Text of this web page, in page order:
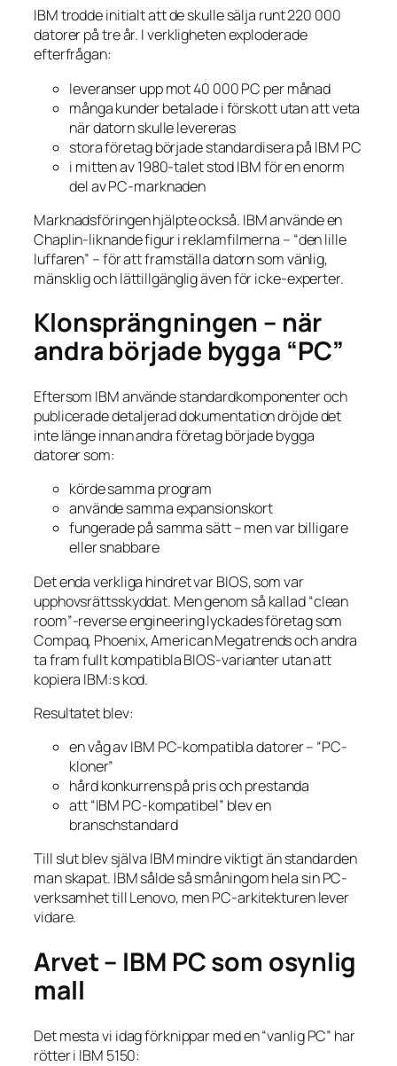
IBM trodde initialt att de skulle sälja runt 220 000
datorer på tre år. I verkligheten exploderade
efterfrågan:
leveranser upp mot 40 000 PC per månad
många kunder betalade i förskott utan att veta
när datorn skulle levereras
stora företag började standardisera på IBM PC
i mitten av 1980-talet stod IBM för en enorm
del av PC-marknaden
Marknadsföringen hjälpte också. IBM använde en
Chaplin-liknande figur i reklamfilmerna – “den lille
luffaren” – för att framställa datorn som vänlig,
mänsklig och lättillgänglig även för icke-experter.
Klonsprängningen – när
andra började bygga “PC”
Eftersom IBM använde standardkomponenter och
publicerade detaljerad dokumentation dröjde det
inte länge innan andra företag började bygga
datorer som:
körde samma program
använde samma expansionskort
fungerade på samma sätt – men var billigare
eller snabbare
Det enda verkliga hindret var BIOS, som var
upphovsrättsskyddat. Men genom så kallad “clean
room”-reverse engineering lyckades företag som
Compaq, Phoenix, American Megatrends och andra
ta fram fullt kompatibla BIOS-varianter utan att
kopiera IBM:s kod.
Resultatet blev:
en våg av IBM PC-kompatibla datorer – “PC-
kloner”
hård konkurrens på pris och prestanda
att “IBM PC-kompatibel” blev en
branschstandard
Till slut blev själva IBM mindre viktigt än standarden
man skapat. IBM sålde så småningom hela sin PC-
verksamhet till Lenovo, men PC-arkitekturen lever
vidare.
Arvet – IBM PC som osynlig
mall
Det mesta vi idag förknippar med en “vanlig PC” har
rötter i IBM 5150: